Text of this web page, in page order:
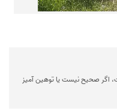
اگر صحیح نیست یا توهین آمیز